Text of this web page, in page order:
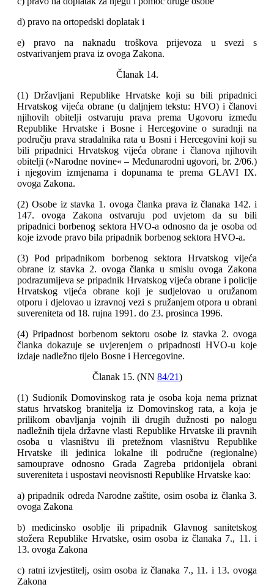
d) pravo na ortopedski doplatak i
e) pravo na naknadu troškova prijevoza u svezi s
ostvarivanjem prava iz ovoga Zakona.
Članak 14.
(1) Državljani Republike Hrvatske koji su bili pripadnici
Hrvatskog vijeća obrane (u daljnjem tekstu: HVO) i članovi
njihovih obitelji ostvaruju prava prema Ugovoru između
Republike Hrvatske i Bosne i Hercegovine o suradnji na
području prava stradalnika rata u Bosni i Hercegovini koji su
bili pripadnici Hrvatskog vijeća obrane i članova njihovih
obitelji (»Narodne novine« ‒ Međunarodni ugovori, br. 2/06.)
i njegovim izmjenama i dopunama te prema GLAVI IX.
ovoga Zakona.
(2) Osobe iz stavka 1. ovoga članka prava iz članaka 142. i
147. ovoga Zakona ostvaruju pod uvjetom da su bili
pripadnici borbenog sektora HVO-a odnosno da je osoba od
koje izvode pravo bila pripadnik borbenog sektora HVO-a.
(3) Pod pripadnikom borbenog sektora Hrvatskog vijeća
obrane iz stavka 2. ovoga članka u smislu ovoga Zakona
podrazumijeva se pripadnik Hrvatskog vijeća obrane i policije
Hrvatskog vijeća obrane koji je sudjelovao u oružanom
otporu i djelovao u izravnoj vezi s pružanjem otpora u obrani
suvereniteta od 18. rujna 1991. do 23. prosinca 1996.
(4) Pripadnost borbenom sektoru osobe iz stavka 2. ovoga
članka dokazuje se uvjerenjem o pripadnosti HVO-u koje
izdaje nadležno tijelo Bosne i Hercegovine.
Članak 15. (NN 84/21)
(1) Sudionik Domovinskog rata je osoba koja nema priznat
status hrvatskog branitelja iz Domovinskog rata, a koja je
prilikom obavljanja vojnih ili drugih dužnosti po nalogu
nadležnih tijela državne vlasti Republike Hrvatske ili pravnih
osoba u vlasništvu ili pretežnom vlasništvu Republike
Hrvatske ili jedinica lokalne ili područne (regionalne)
samouprave odnosno Grada Zagreba pridonijela obrani
suvereniteta i uspostavi neovisnosti Republike Hrvatske kao:
a) pripadnik odreda Narodne zaštite, osim osoba iz članka 3.
ovoga Zakona
b) medicinsko osoblje ili pripadnik Glavnog sanitetskog
stožera Republike Hrvatske, osim osoba iz članaka 7., 11. i
13. ovoga Zakona
c) ratni izvjestitelj, osim osoba iz članaka 7., 11. i 13. ovoga
Zakona